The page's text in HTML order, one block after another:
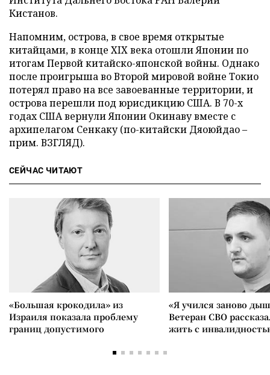
Кистанов.
Напомним, острова, в свое время открытые
китайцами, в конце XIX века отошли Японии по
итогам Первой китайско-японской войны. Однако
после проигрыша во Второй мировой войне Токио
потерял право на все завоеванные территории, и
острова перешли под юрисдикцию США. В 70-х
годах США вернули Японии Окинаву вместе с
архипелагом Сенкаку (по-китайски Дяоюйдао –
прим. ВЗГЛЯД).
СЕЙЧАС ЧИТАЮТ
«Большая крокодила» из
Израиля показала проблему
границ допустимого
«Я учился заново
Ветеран СВО
жить с